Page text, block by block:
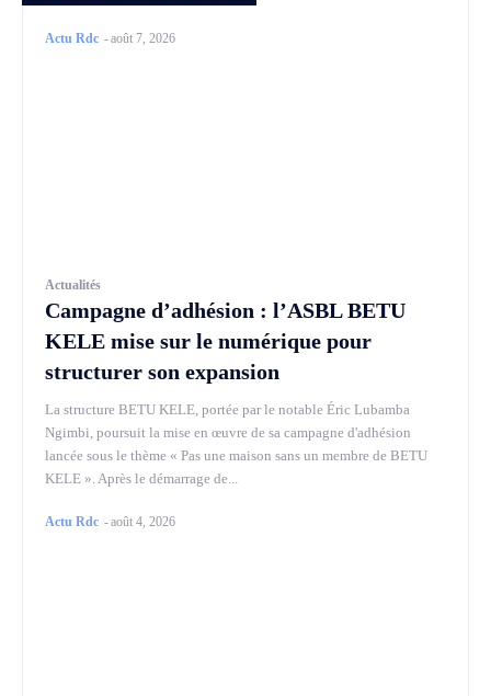
Actu Rdc -août 7, 2026
Actualités
Campagne d’adhésion : l’ASBL BETU
KELE mise sur le numérique pour
structurer son expansion
La structure BETU KELE, portée par le notable Éric Lubamba
Ngimbi, poursuit la mise en œuvre de sa campagne d'adhésion
lancée sous le thème « Pas une maison sans un membre de BETU
KELE ». Après le démarrage de...
Actu Rdc -août 4, 2026